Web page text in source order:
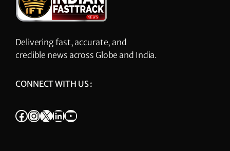
Delivering fast, accurate, and
credible news across Globe and India.
CONNECT WITH US :
Facebook InstagramX LinkedIn YouTube